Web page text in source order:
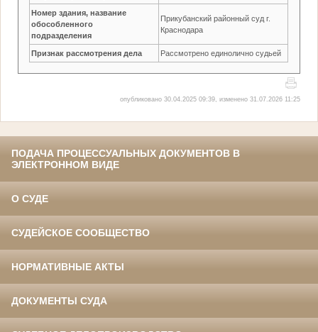
Номер здания, название
обособленного
подразделения
Прикубанский районный суд г.
Краснодара
Признак рассмотрения дела Рассмотрено единолично судьей
опубликовано 30.04.2025 09:39, изменено 31.07.2026 11:25
ПОДАЧА ПРОЦЕССУАЛЬНЫХ ДОКУМЕНТОВ В
ЭЛЕКТРОННОМ ВИДЕ
О СУДЕ
СУДЕЙСКОЕ СООБЩЕСТВО
НОРМАТИВНЫЕ АКТЫ
ДОКУМЕНТЫ СУДА